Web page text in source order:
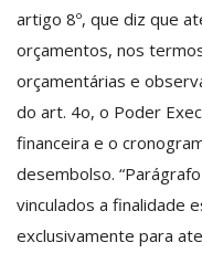
artigo 8º, que diz que
orçamentos, nos
orçamentárias e
do art. 4o, o Poder
financeira e o
desembolso.
vinculados a finalidade
exclusivamente para